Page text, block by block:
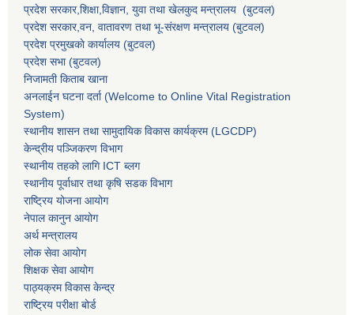
प्रदेश सरकार,शिक्षा,विज्ञान, युवा तथा खेलकुद मन्त्रालय (बुटवल)
प्रदेश सरकार,वन, वातावरण तथा भू-संरक्षण मन्त्रालय (बुटवल)
प्रदेश प्रमुखकाे कार्यालय (बुटवल)
प्रदेश सभा (बुटवल)
निजामती किताब खाना
अनलाईन घटना दर्ता (Welcome to Online Vital Registration
System)
स्थानीय शासन तथा सामुदायिक विकास कार्यक्रम (LGCDP)
केन्द्रीय पञ्जिकरण विभाग
स्थानीय तहको लागि ICT ब्लग
स्थानीय पूर्वाधार तथा कृषि सडक विभाग
राष्ट्रिय योजना आयोग
नेपाल कानुन आयोग
अर्थ मन्त्रालय
लोक सेवा आयोग
शिक्षक सेवा आयोग
पाठ्यक्रम विकास केन्द्र
राष्ट्रिय परीक्षा बोर्ड